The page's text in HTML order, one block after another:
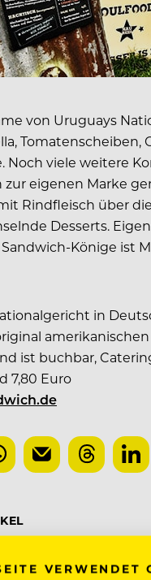
von Uruguays
Noch viele weitere
zur eigenen Marke
Rindfleisch über
Desserts.
Könige ist
in
ist buchbar,
7,80 Euro
VERWENDET